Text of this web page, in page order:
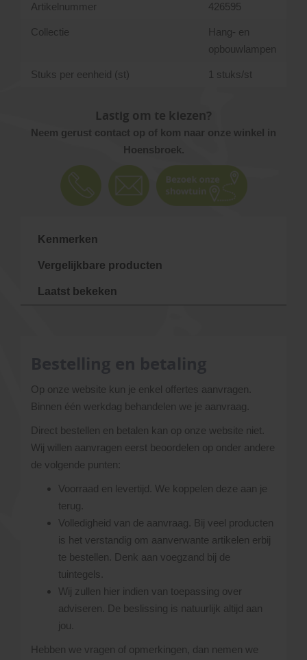
Artikelnummer 426595
Collectie
Hang- en
opbouwlampen
Stuks per eenheid (st) 1 stuks/st
Lastig om te kiezen?
Neem gerust contact op of kom naar onze winkel in
Hoensbroek.
Kenmerken
Vergelijkbare producten
Laatst bekeken
Op onze website kun je enkel offertes aanvragen.
Binnen één werkdag behandelen we je aanvraag.
Direct bestellen en betalen kan op onze website niet.
Wij willen aanvragen eerst beoordelen op onder andere
de volgende punten:
Voorraad en levertijd. We koppelen deze aan je
terug.
Volledigheid van de aanvraag. Bij veel producten
is het verstandig om aanverwante artikelen erbij
te bestellen. Denk aan voegzand bij de
tuintegels.
Wij zullen hier indien van toepassing over
adviseren. De beslissing is natuurlijk altijd aan
jou.
Hebben we vragen of opmerkingen, dan nemen we